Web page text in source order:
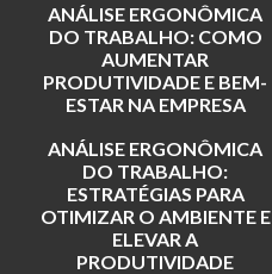
ANÁLISE ERGONÔMICA
DO TRABALHO: COMO
AUMENTAR
PRODUTIVIDADE E BEM-
ESTAR NA EMPRESA
ANÁLISE ERGONÔMICA
DO TRABALHO:
ESTRATÉGIAS PARA
OTIMIZAR O AMBIENTE E
ELEVAR A
PRODUTIVIDADE